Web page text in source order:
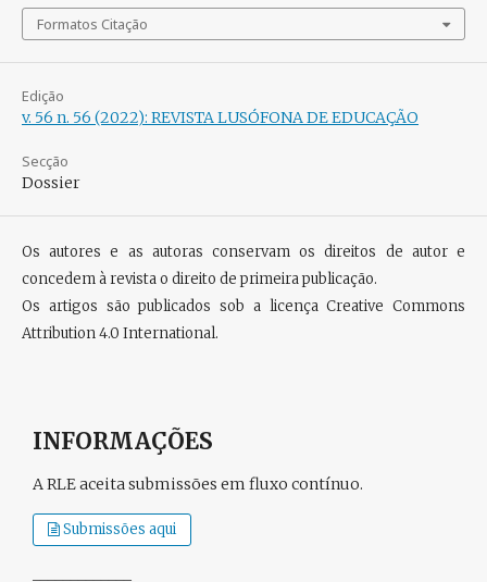
Formatos Citação
Edição
v. 56 n. 56 (2022): REVISTA LUSÓFONA DE EDUCAÇÃO
Secção
Dossier
Os autores e as autoras conservam os direitos de autor e
concedem à revista o direito de primeira publicação.
Os artigos são publicados sob a licençaCreative Commons
Attribution 4.0 International.
INFORMAÇÕES
A RLE aceita submissões em fluxo contínuo.
Submissões aqui